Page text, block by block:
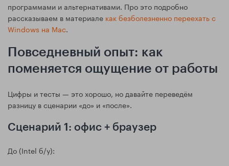
программами и альтернативами. Про это подробно
рассказываем в материале как безболезненно переехать с
Windows на Mac.
Повседневный опыт: как
поменяется ощущение от работы
Цифры и тесты — это хорошо, но давайте переведём
разницу в сценарии «до» и «после».
Сценарий 1: офис + браузер
До (Intel б/у):